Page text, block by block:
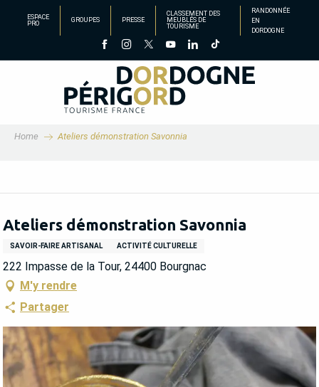
principal
ESPACE
PRO
GROUPES PRESSE
CLASSEMENT DES
MEUBLÉS DE
TOURISME
RANDONNÉE
EN
DORDOGNE
Home Ateliers démonstration Savonnia
Ateliers démonstration Savonnia
SAVOIR-FAIRE ARTISANAL ACTIVITÉ CULTURELLE
222 Impasse de la Tour, 24400 Bourgnac
M'y rendre
Partager